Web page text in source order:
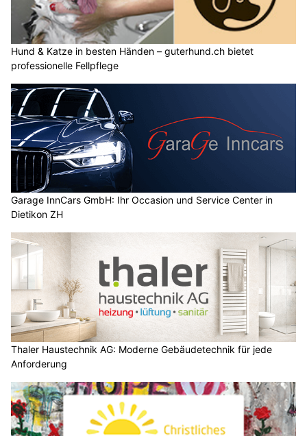
Hund & Katze in besten Händen – guterhund.ch bietet
professionelle Fellpflege
Garage InnCars GmbH: Ihr Occasion und Service Center in
Dietikon ZH
Thaler Haustechnik AG: Moderne Gebäudetechnik für jede
Anforderung